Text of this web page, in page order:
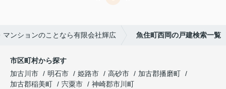
ンションのことなら有限会社輝広 魚住町西岡の戸建検索一覧
市区町村から探す
加古川市
明石市 姫路市 高砂市
加古郡播磨町
加古郡稲美町
宍粟市
神崎郡市川町